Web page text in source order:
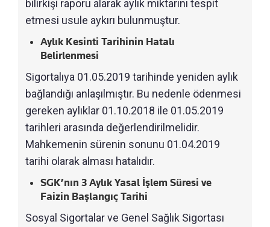
bilirkişi raporu alarak aylık miktarını tespit
etmesi usule aykırı bulunmuştur.
Aylık Kesinti Tarihinin Hatalı
Belirlenmesi
Sigortalıya 01.05.2019 tarihinde yeniden aylık
bağlandığı anlaşılmıştır. Bu nedenle ödenmesi
gereken aylıklar 01.10.2018 ile 01.05.2019
tarihleri arasında değerlendirilmelidir.
Mahkemenin sürenin sonunu 01.04.2019
tarihi olarak alması hatalıdır.
SGK’nın 3 Aylık Yasal İşlem Süresi ve
Faizin Başlangıç Tarihi
Sosyal Sigortalar ve Genel Sağlık Sigortası